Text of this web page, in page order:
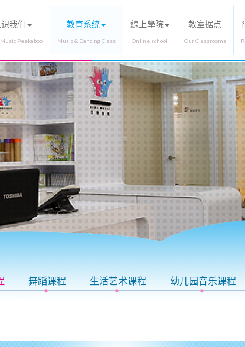
我们 教育系统 線上學院 教室据点
舞蹈课程 生活艺术课程 幼儿园音乐课程